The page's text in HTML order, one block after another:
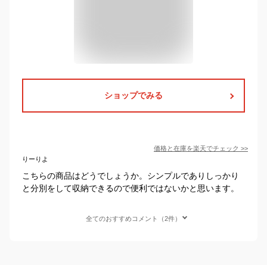
ショップでみる
価格と在庫を楽天でチェック >>
りーりよ
こちらの商品はどうでしょうか。シンプルでありしっかり
と分別をして収納できるので便利ではないかと思います。
全てのおすすめコメント（2件）